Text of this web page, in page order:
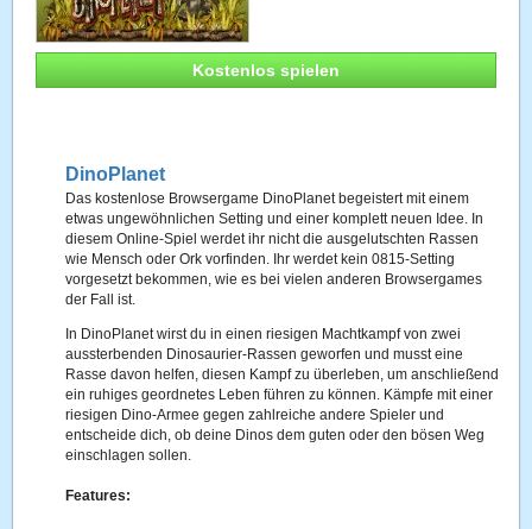
Kostenlos spielen
DinoPlanet
Das kostenlose Browsergame DinoPlanet begeistert mit einem
etwas ungewöhnlichen Setting und einer komplett neuen Idee. In
diesem Online-Spiel werdet ihr nicht die ausgelutschten Rassen
wie Mensch oder Ork vorfinden. Ihr werdet kein 0815-Setting
vorgesetzt bekommen, wie es bei vielen anderen Browsergames
der Fall ist.
In DinoPlanet wirst du in einen riesigen Machtkampf von zwei
aussterbenden Dinosaurier-Rassen geworfen und musst eine
Rasse davon helfen, diesen Kampf zu überleben, um anschließend
ein ruhiges geordnetes Leben führen zu können. Kämpfe mit einer
riesigen Dino-Armee gegen zahlreiche andere Spieler und
entscheide dich, ob deine Dinos dem guten oder den bösen Weg
einschlagen sollen.
Features: